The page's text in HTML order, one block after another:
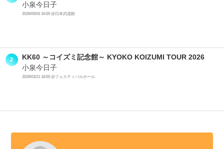
小泉今日子
2026/05/03 16:00 @日本武道館
2 KK60 ～コイズミ記念館～ KYOKO KOIZUMI TOUR 2026
小泉今日子
2026/03/21 18:00 @フェスティバルホール